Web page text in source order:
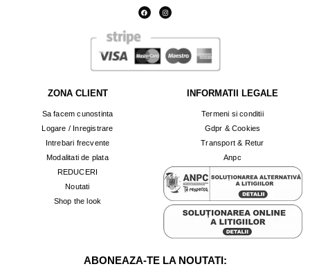
ZONA CLIENT
Sa facem cunostinta
Logare / Inregistrare
Intrebari frecvente
Modalitati de plata
REDUCERI
Noutati
Shop the look
INFORMATII LEGALE
Termeni si conditii
Gdpr & Cookies
Transport & Retur
Anpc
ABONEAZA-TE LA NOUTATI: